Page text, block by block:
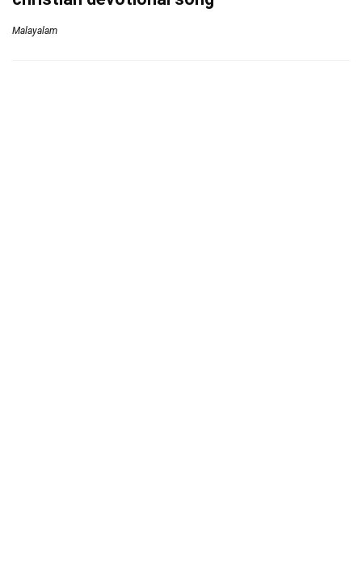
Malayalam